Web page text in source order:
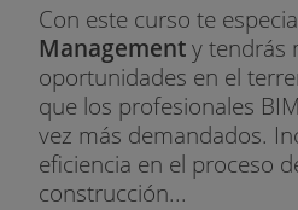
Con este curso te
Managementy tendrás
oportunidades en el
que los profesionales
vez más demandados.
eficiencia en el proceso
construcción...